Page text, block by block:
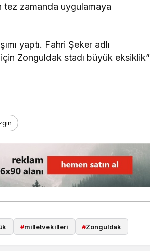
tez zamanda uygulamaya
yaptı. Fahri Şeker adlı
için Zonguldak stadı büyük eksiklik”
#milletvekilleri #Zonguldak